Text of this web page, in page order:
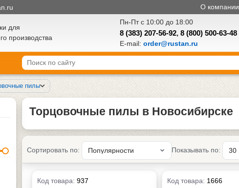
О компании
для
производства
Пн-Пт с 10:00 до 18:00
8 (383) 207-56-92, 8 (800) 500-63-48
E-mail: order@rustan.ru
пилы
Торцовочные пилы в Новосибирске
Сортировать по: Показывать по:
Код товара: 937 Код товара: 1666